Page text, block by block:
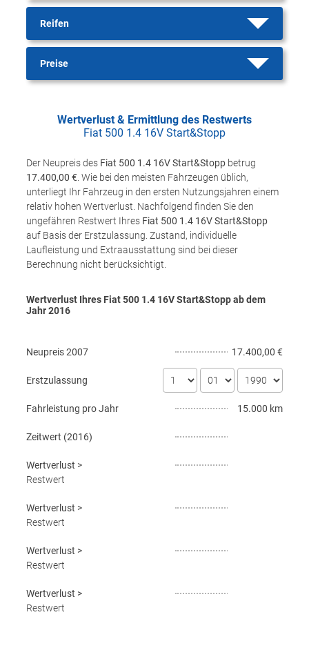
Reifen
Preise
Wertverlust & Ermittlung des Restwerts
Fiat 500 1.4 16V Start&Stopp
Der Neupreis des Fiat 500 1.4 16V Start&Stopp betrug
17.400,00 € . Wie bei den meisten Fahrzeugen üblich,
unterliegt Ihr Fahrzeug in den ersten Nutzungsjahren einem
relativ hohen Wertverlust. Nachfolgend finden Sie den
ungefähren Restwert Ihres Fiat 500 1.4 16V Start&Stopp
auf Basis der Erstzulassung. Zustand, individuelle
Laufleistung und Extraausstattung sind bei dieser
Berechnung nicht berücksichtigt.
Wertverlust Ihres Fiat 500 1.4 16V Start&Stopp ab dem
Jahr2016
Neupreis2007 17.400,00 €
Erstzulassung
Fahrleistung pro Jahr 15.000 km
Zeitwert (2016)
Wertverlust >
Restwert
Wertverlust >
Restwert
Wertverlust >
Restwert
Wertverlust >
Restwert